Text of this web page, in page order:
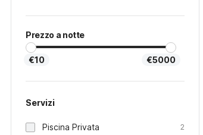
Prezzo a notte
€10 €5000
Servizi
Piscina Privata 2